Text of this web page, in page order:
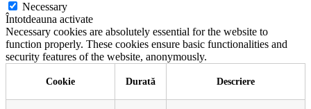
Necessary
Întotdeauna activate
Necessary cookies are absolutely essential for the website to
function properly. These cookies ensure basic functionalities and
security features of the website, anonymously.
Cookie Durată Descriere